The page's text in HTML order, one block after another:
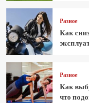
Разное
Как
Разное
Как
что